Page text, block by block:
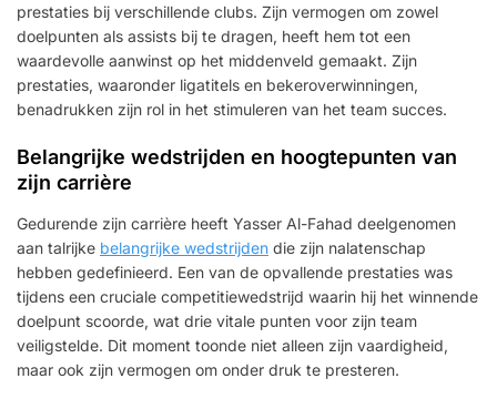
prestaties bij verschillende clubs. Zijn vermogen om zowel
doelpunten als assists bij te dragen, heeft hem tot een
waardevolle aanwinst op het middenveld gemaakt. Zijn
prestaties, waaronder ligatitels en bekeroverwinningen,
benadrukken zijn rol in het stimuleren van het team succes.
Belangrijke wedstrijden en hoogtepunten van
zijn carrière
Gedurende zijn carrière heeft Yasser Al-Fahad deelgenomen
aan talrijke belangrijke wedstrijden die zijn nalatenschap
hebben gedefinieerd. Een van de opvallende prestaties was
tijdens een cruciale competitiewedstrijd waarin hij het winnende
doelpunt scoorde, wat drie vitale punten voor zijn team
veiligstelde. Dit moment toonde niet alleen zijn vaardigheid,
maar ook zijn vermogen om onder druk te presteren.